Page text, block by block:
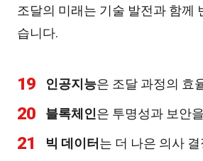
조달의 미래는 기술 발전과 함께
습니다.
19 인공지능은 조달 과정의 효
20 블록체인은 투명성과 보안
21 빅 데이터 는 더 나은 의사